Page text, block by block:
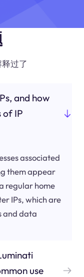
过了
and how
of IP
associated
them appear
regular home
IPs, which are
and data
use